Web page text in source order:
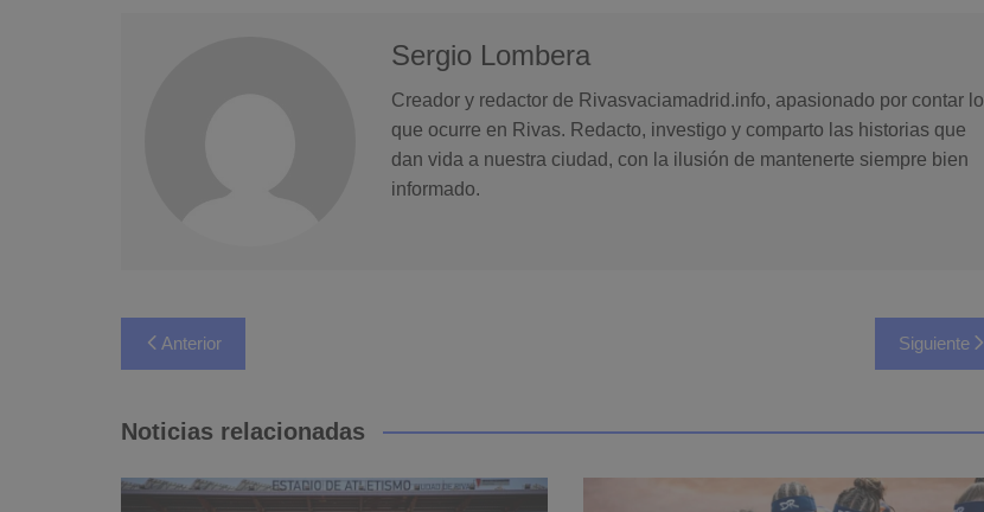
Sergio Lombera
Creador y redactor de Rivasvaciamadrid.info, apasionado por contar lo
que ocurre en Rivas. Redacto, investigo y comparto las historias que
dan vida a nuestra ciudad, con la ilusión de mantenerte siempre bien
informado.
Navegación
de
entradas
Anterior Siguiente
Noticias relacionadas